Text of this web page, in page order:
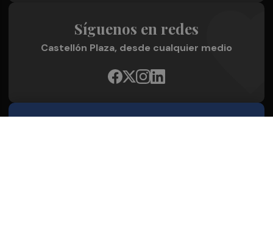
Síguenos en redes
Castellón Plaza, desde cualquier medio